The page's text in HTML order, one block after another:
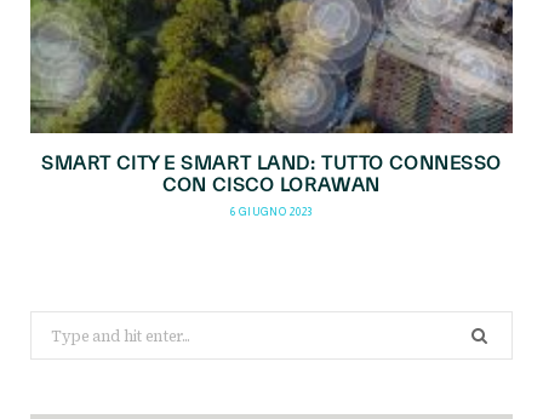
SMART CITY E SMART LAND: TUTTO CONNESSO
CON CISCO LORAWAN
6 GIUGNO 2023
for: